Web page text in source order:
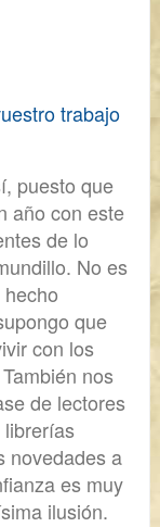
trabajo
puesto que
año con este
de lo
No es
que
con los
nos
de lectores
novedades a
es muy
ilusión.